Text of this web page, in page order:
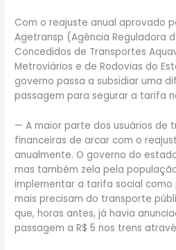
Com o reajuste anual aprovado
Agetransp (Agência Reguladora
Concedidos de Transportes
Metroviários e de Rodovias do
governo passa a subsidiar uma
passagem para segurar a tarifa
— A maior parte dos usuários de
financeiras de arcar com o
anualmente. O governo do
mas também zela pela
implementar a tarifa social
mais precisam do transporte
que, horas antes, já havia
passagem a R$ 5 nos trens